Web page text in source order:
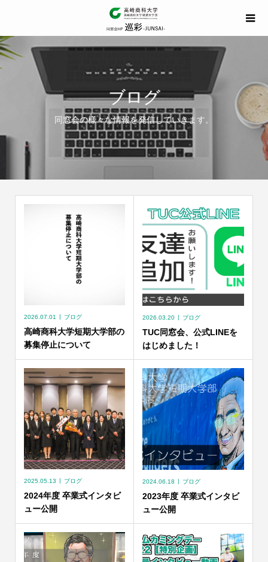
ブログ
同窓会の様々な情報を発信していきます。
2026.07.01 ブログ
高崎商科大学短期大学部の
募集停止について
2026.03.20 ブログ
TUC同窓会、公式LINEを
はじめました！
2025.05.13 ブログ
2024年度 卒業式インタビ
ュー公開
2024.06.18 ブログ
2023年度 卒業式インタビ
ュー公開